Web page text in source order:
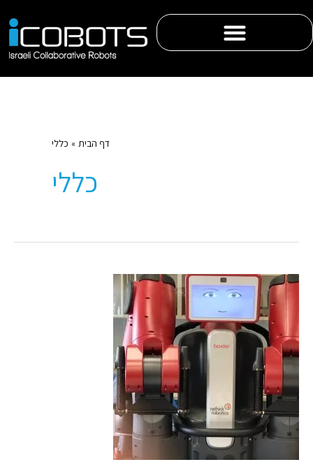
דף הבית כללי
כללי
דברים
שאפשר
לעשות
עם
קובוט
באקדמיה